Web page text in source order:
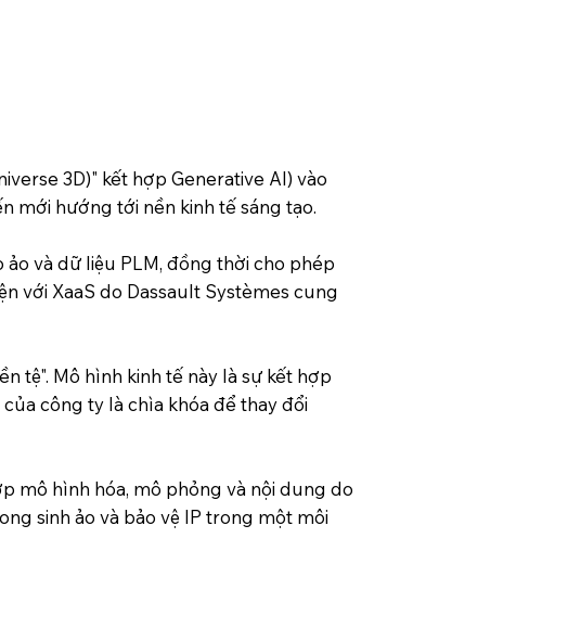
3D)" kết hợp Generative AI) vào
mới hướng tới nền kinh tế sáng tạo.
ảo và dữ liệu PLM, đồng thời cho phép
với XaaS do Dassault Systèmes cung
tệ". Mô hình kinh tế này là sự kết hợp
công ty là chìa khóa để thay đổi
mô hình hóa, mô phỏng và nội dung do
sinh ảo và bảo vệ IP trong một môi